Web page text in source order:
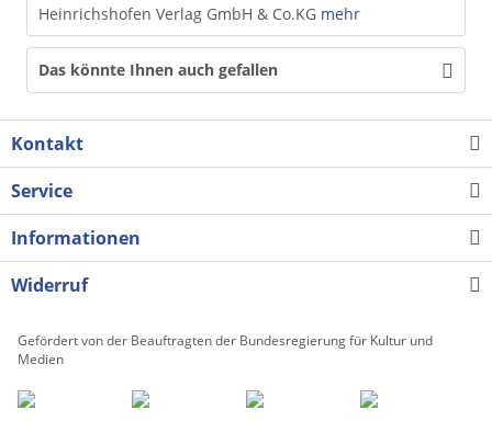
Heinrichshofen Verlag GmbH & Co.KG mehr
Das könnte Ihnen auch gefallen
Kontakt
Service
Informationen
Widerruf
Gefördert von der Beauftragten der Bundesregierung für Kultur und
Medien